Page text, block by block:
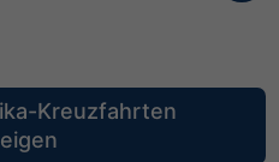
Kreuzfahrten